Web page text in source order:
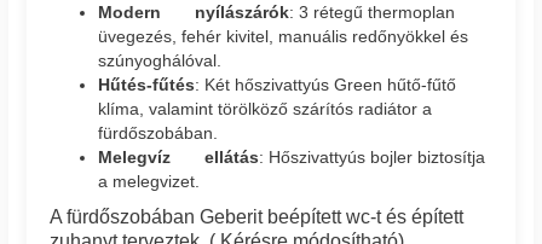
Modern nyílászárók: 3 rétegű thermoplan
üvegezés, fehér kivitel, manuális redőnyökkel és
szúnyoghálóval.
Hűtés-fűtés: Két hőszivattyús Green hűtő-fűtő
klíma, valamint törölköző szárítós radiátor a
fürdőszobában.
Melegvíz ellátás: Hőszivattyús bojler biztosítja
a melegvizet.
A fürdőszobában Geberit beépített wc-t és épített